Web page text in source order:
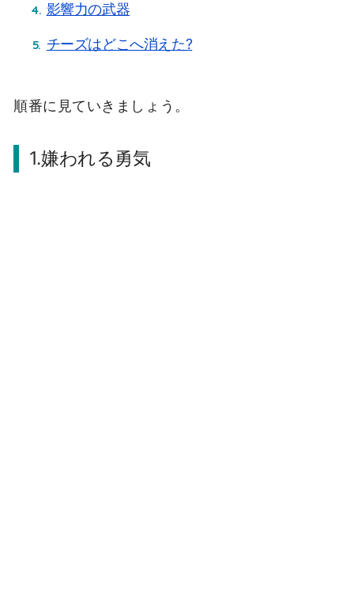
影響力の武器
チーズはどこへ消えた?
順番に見ていきましょう。
1.嫌われる勇気